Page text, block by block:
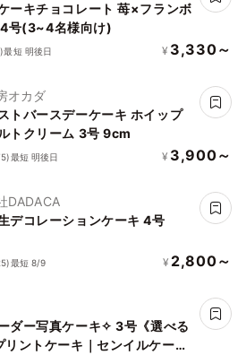
ーキチョコレート 苺×フランボ
4号(3~4名様向け)
最短 明後日 ¥ 3,330～
オカダ
トバースデーケーキ ホイップ
トクリーム 3号 9cm
最短 明後日 ¥ 3,900～
DADACA
デコレーションケーキ 4号
最短 8/9 ¥ 2,800～
ダー写真ケーキ✧ 3号《選べる
リントケーキ｜センイルケーキ